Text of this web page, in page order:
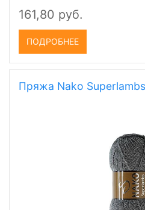
161,80 руб.
ПОДРОБНЕЕ
Пряжа Nako